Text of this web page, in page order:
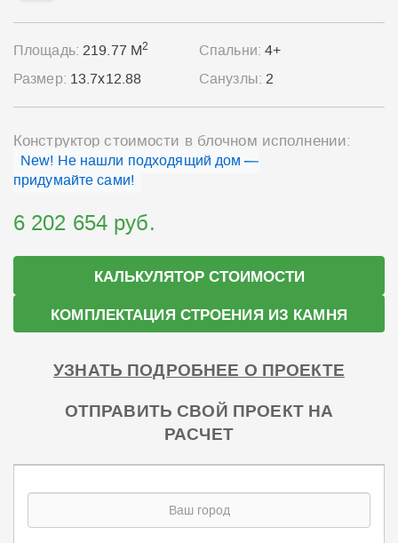
Площадь:219.77 М2
Размер: 13.7x12.88
Спальни:4+
Санузлы:2
Конструктор стоимости в блочном исполнении:
New! Не нашли подходящий дом —
придумайте сами!
6 202 654 руб.
КАЛЬКУЛЯТОР СТОИМОСТИ
КОМПЛЕКТАЦИЯ СТРОЕНИЯ ИЗ КАМНЯ
УЗНАТЬ ПОДРОБНЕЕ О ПРОЕКТЕ
ОТПРАВИТЬ СВОЙ ПРОЕКТ НА
РАСЧЕТ